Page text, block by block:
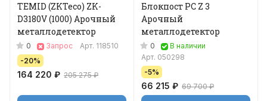
TEMID (ZKTeco) ZK-
D3180V (1000) Арочный
металлодетектор
0 Запрос Арт. 118510
-20%
164 220 ₽ 205 275 ₽
Блокпост РС Z 3
Арочный
металлодетектор
0
В наличии
Арт. 050298
-5%
66 215 ₽ 69 700 ₽